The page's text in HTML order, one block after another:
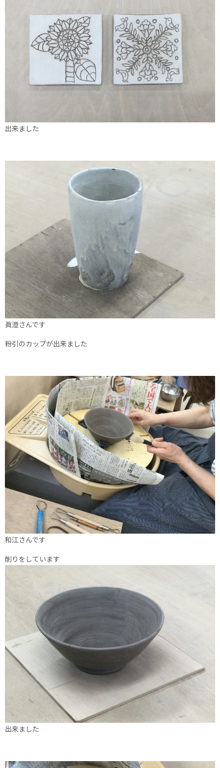
出来ました
眞澄さんです
粉引のカップが出来ました
和江さんです
削りをしています
出来ました